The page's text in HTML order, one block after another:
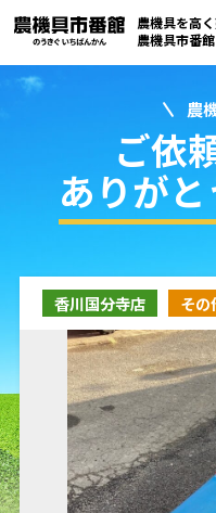
買取実績
コラム・スタッ
取り扱い商品
販売中の農機具
よく頂く質問
お問い合わせ
求人
農機具を高
農機具市番館
農
ご依
ありが
香川国分寺店 その